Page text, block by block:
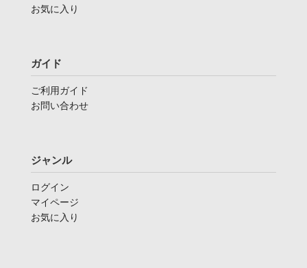
お気に入り
ガイド
ご利用ガイド
お問い合わせ
ジャンル
ログイン
マイページ
お気に入り